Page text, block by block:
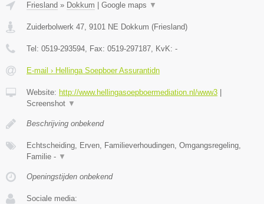
Friesland » Dokkum Google maps ▼
Zuiderbolwerk 47, 9101 NE Dokkum (Friesland)
Tel: 0519-293594, Fax: 0519-297187, KvK: -
E-mail › Hellinga Soepboer Assurantidn
Website: http://www.hellingasoepboermediation.nl/www3
Screenshot ▼
Beschrijving onbekend
Echtscheiding, Erven, Familieverhoudingen, Omgangsregeling,
Familie - ▼
Openingstijden onbekend
Sociale media: